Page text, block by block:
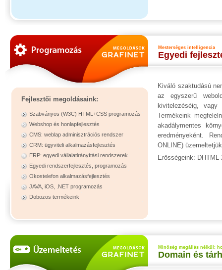
Mesterséges intelligencia
Egyedi
Fejlesztői megoldásaink:
Szabványos (W3C) HTML+CSS programozás
Webshop és honlapfejlesztés
CMS: weblap adminisztrációs rendszer
CRM: ügyviteli alkalmazásfejlesztés
ERP: egyedi vállalatirányítási rendszerek
Egyedi rendszerfejlesztés, programozás
Okostelefon alkalmazásfejlesztés
JAVA, iOS, .NET programozás
Dobozos termékeink
Kiváló szaktudású
az egyszerű
kivitelezéséig, vagy
Termékeink
akadálymentes
eredményeként.
ONLINE)
Erősségeink:
Minőség megállás nélkül:
Domain és